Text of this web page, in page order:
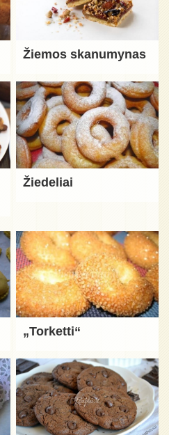
Žiemos skanumynas
Žiedeliai
„Torketti“